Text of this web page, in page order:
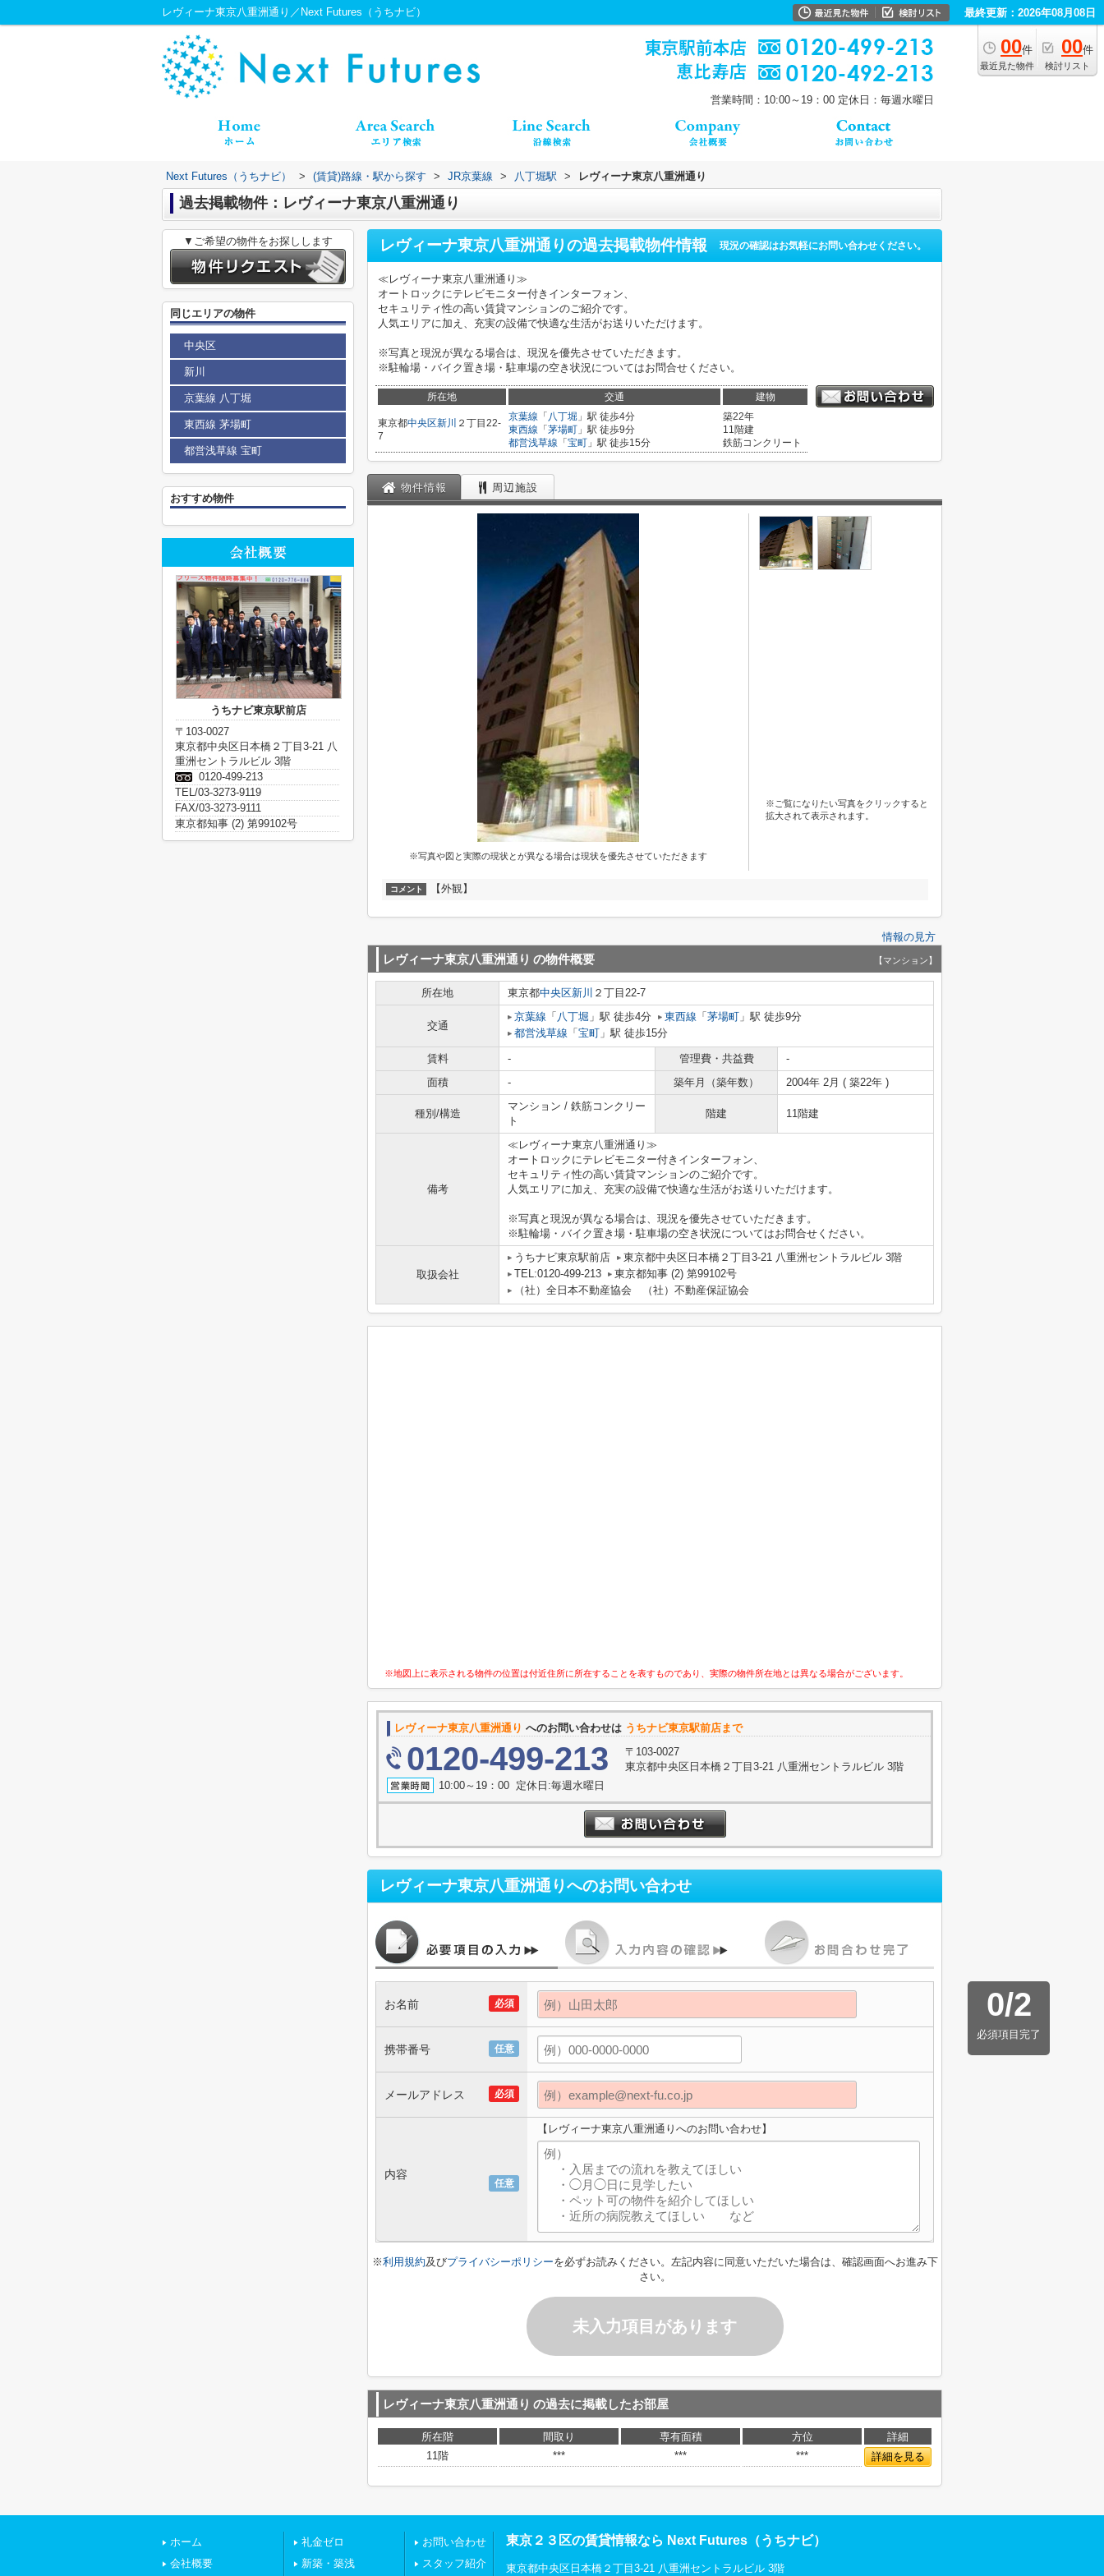
レヴィーナ東京八重洲通り／Next Futures（うちナビ） 最終更新：2026年08月08日
00件
最近見た物件
00件
検討リスト
営業時間：10:00～19：00 定休日：毎週水曜日
Next Futures（うちナビ） > (賃貸)路線・駅から探す > JR京葉線 > 八丁堀駅 > レヴィーナ東京八重洲通り
過去掲載物件：レヴィーナ東京八重洲通り
レヴィーナ東京八重洲通りの過去掲載物件情報 現況の確認はお気軽にお問い合わせください。
≪レヴィーナ東京八重洲通り≫
オートロックにテレビモニター付きインターフォン、
セキュリティ性の高い賃貸マンションのご紹介です。
人気エリアに加え、充実の設備で快適な生活がお送りいただけます。
※写真と現況が異なる場合は、現況を優先させていただきます。
※駐輪場・バイク置き場・駐車場の空き状況についてはお問合せください。
所在地 交通 建物
東京都中央区新川 ２丁目22-
7
京葉線 「 八丁堀 」駅 徒歩4分
東西線 「 茅場町 」駅 徒歩9分
都営浅草線 「 宝町 」駅 徒歩15分
築22年
11階建
鉄筋コンクリート
物件情報 周辺施設
※写真や図と実際の現状とが異なる場合は現状を優先させていただきます
※ご覧になりたい写真をクリックすると
拡大されて表示されます。
コメント 【外観】
情報の見方
レヴィーナ東京八重洲通り の物件概要 【マンション】
所在地 東京都中央区新川 ２丁目22-7
交通
京葉線 「 八丁堀 」駅 徒歩4分 東西線 「 茅場町 」駅 徒歩9分
都営浅草線 「 宝町 」駅 徒歩15分
賃料 - 管理費・共益費
-
面積
- 築年月（築年数） 2004年 2月 ( 築22年 )
種別/構造
マンション / 鉄筋コンクリー
ト
階建 11階建
備考
≪レヴィーナ東京八重洲通り≫
オートロックにテレビモニター付きインターフォン、
セキュリティ性の高い賃貸マンションのご紹介です。
人気エリアに加え、充実の設備で快適な生活がお送りいただけます。
※写真と現況が異なる場合は、現況を優先させていただきます。
※駐輪場・バイク置き場・駐車場の空き状況についてはお問合せください。
取扱会社
うちナビ東京駅前店
東京都中央区日本橋２丁目3-21 八重洲セントラルビル 3階
TEL:0120-499-213
東京都知事 (2) 第99102号
（社）全日本不動産協会 （社）不動産保証協会
※地図上に表示される物件の位置は付近住所に所在することを表すものであり、実際の物件所在地とは異なる場合がございます。
レヴィーナ東京八重洲通り へのお問い合わせは うちナビ東京駅前店まで
0120-499-213
〒103-0027
東京都中央区日本橋２丁目3-21 八重洲セントラルビル 3階
10:00～19：00 定休日:毎週水曜日
レヴィーナ東京八重洲通りへのお問い合わせ
0/2
必須項目完了
必須
お名前
任意
携帯番号
必須
メールアドレス
任意
内容
【レヴィーナ東京八重洲通りへのお問い合わせ】
※利用規約及びプライバシーポリシーを必ずお読みください。左記内容に同意いただいた場合は、確認画面へお進み下
さい。
未入力項目があります
レヴィーナ東京八重洲通り の過去に掲載したお部屋
所在階 間取り 専有面積 方位
詳細
11階
*** *** *** 詳細を見る
▼ご希望の物件をお探しします
同じエリアの物件
中央区
新川
京葉線 八丁堀
東西線 茅場町
都営浅草線 宝町
おすすめ物件
うちナビ東京駅前店
〒103-0027
東京都中央区日本橋２丁目3-21 八
重洲セントラルビル 3階
0120-499-213
TEL/03-3273-9119
FAX/03-3273-9111
東京都知事 (2) 第99102号
ホーム
会社概要
礼金ゼロ
新築・築浅
お問い合わせ
スタッフ紹介
東京２３区の賃貸情報なら Next Futures（うちナビ）
東京都中央区日本橋２丁目3-21 八重洲セントラルビル 3階